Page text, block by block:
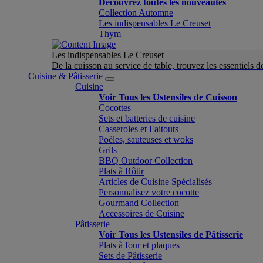
Découvrez toutes les nouveautés
Collection Automne
Les indispensables Le Creuset
Thym
Les indispensables Le Creuset
De la cuisson au service de table, trouvez les essentiels
Cuisine & Pâtisserie
Cuisine
Voir Tous les Ustensiles de Cuisson
Cocottes
Sets et batteries de cuisine
Casseroles et Faitouts
Poêles, sauteuses et woks
Grils
BBQ Outdoor Collection
Plats à Rôtir
Articles de Cuisine Spécialisés
Personnalisez votre cocotte
Gourmand Collection
Accessoires de Cuisine
Pâtisserie
Voir Tous les Ustensiles de Pâtisserie
Plats à four et plaques
Sets de Pâtisserie